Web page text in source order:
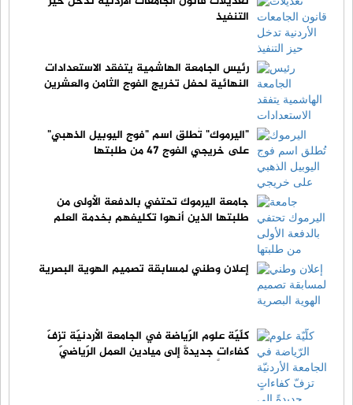
التنفيذ
رئيس الجامعة الهاشمية يتفقد الاستعدادات
النهائية لحفل تخريج الفوج الثامن والعشرين
"اليرموك" تُطلق اسم "فوج اليوبيل الذهبي"
على خريجي الفوج 47 من طلبتها
جامعة اليرموك تحتفي بالدفعة الأولى من
طلبتها الذين أنهوا تكليفهم بخدمة العلم
إعلان وطني لمسابقة تصميم الهوية البصرية
كلّيّة علوم الرّياضة في الجامعة الأردنيّة تزفّ
كفاءاتٍ جديدةً إلى ميادين العمل الرّياضيّ